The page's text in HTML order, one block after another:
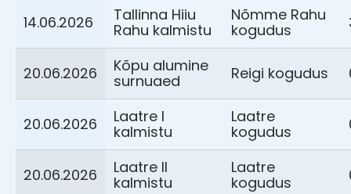
14.06.2026
Tallinna Hiiu
Rahu kalmistu
Nõmme Rahu
kogudus
20.06.2026
Kõpu alumine
surnuaed
Reigi kogudus
20.06.2026
Laatre I
kalmistu
Laatre
kogudus
20.06.2026
Laatre II
kalmistu
Laatre
kogudus